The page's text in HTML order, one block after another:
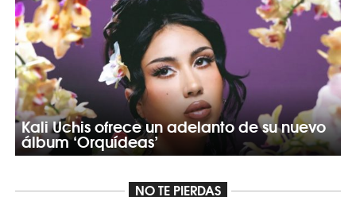
Kali Uchis ofrece un adelanto de su nuevo
álbum ‘Orquídeas’
NO TE PIERDAS